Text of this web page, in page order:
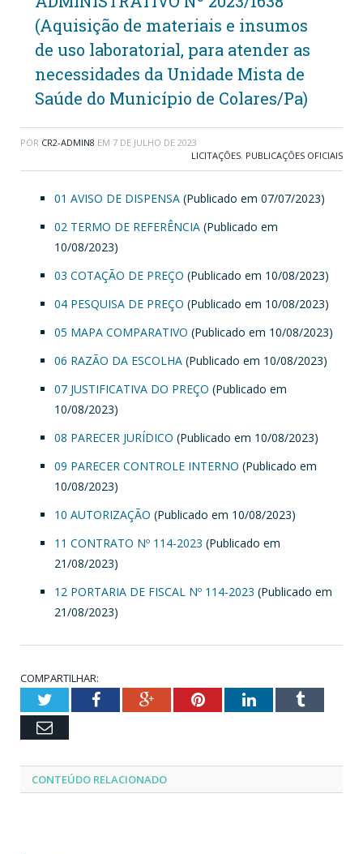
(Aquisição de materiais e insumos
de uso laboratorial, para atender as
necessidades da Unidade Mista de
Saúde do Município de Colares/Pa)
POR CR2-ADMIN8 EM 7 DE JULHO DE 2023
LICITAÇÕES, PUBLICAÇÕES OFICIAIS
01 AVISO DE DISPENSA (Publicado em 07/07/2023)
02 TERMO DE REFERÊNCIA (Publicado em
10/08/2023)
03 COTAÇÃO DE PREÇO (Publicado em 10/08/2023)
04 PESQUISA DE PREÇO (Publicado em 10/08/2023)
05 MAPA COMPARATIVO (Publicado em 10/08/2023)
06 RAZÃO DA ESCOLHA (Publicado em 10/08/2023)
07 JUSTIFICATIVA DO PREÇO (Publicado em
10/08/2023)
08 PARECER JURÍDICO (Publicado em 10/08/2023)
09 PARECER CONTROLE INTERNO (Publicado em
10/08/2023)
10 AUTORIZAÇÃO (Publicado em 10/08/2023)
11 CONTRATO Nº 114-2023 (Publicado em
21/08/2023)
12 PORTARIA DE FISCAL Nº 114-2023 (Publicado em
21/08/2023)
COMPARTILHAR:
TwitterFacebookGoogle+PinterestLinkedInTumblr
Email
CONTEÚDO RELACIONADO